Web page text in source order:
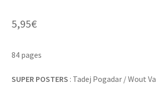
5,95€
84 pages
SUPER POSTERS : Tadej Pogadar / Wout